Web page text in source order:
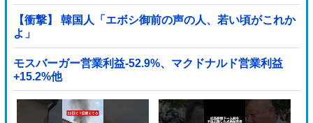
【衝撃】 韓国人「エボシ御前の声の人、若い頃がこれか
よ」
モスバーガー営業利益-52.9%、マクドナルド営業利益
+15.2%他